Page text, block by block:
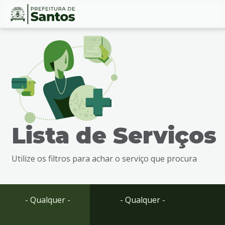
Ir
busca
Ir
Conteúdo
Lista de Serviços
Utilize os filtros para achar o serviço que procura
- Qualquer - - Qualquer -